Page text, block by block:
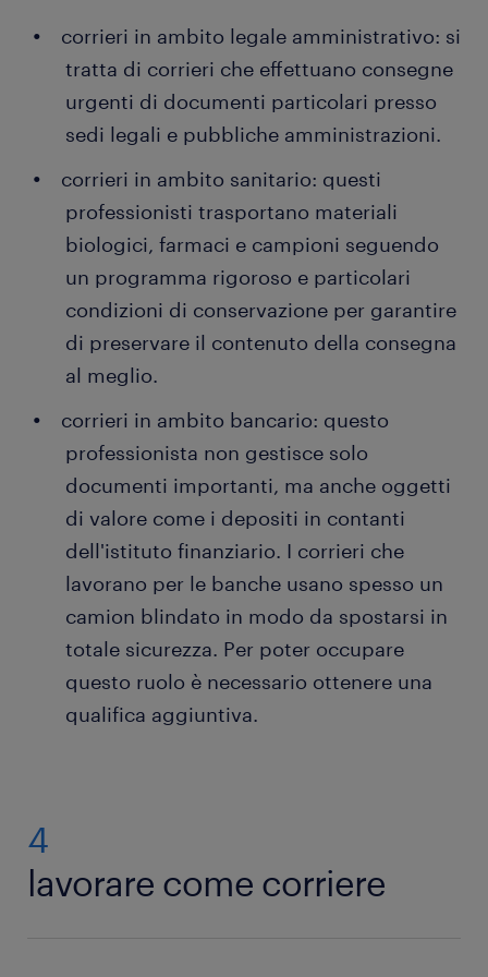
corrieri in ambito legale amministrativo: si
tratta di corrieri che effettuano consegne
urgenti di documenti particolari presso
sedi legali e pubbliche amministrazioni.
corrieri in ambito sanitario: questi
professionisti trasportano materiali
biologici, farmaci e campioni seguendo
un programma rigoroso e particolari
condizioni di conservazione per garantire
di preservare il contenuto della consegna
al meglio.
corrieri in ambito bancario: questo
professionista non gestisce solo
documenti importanti, ma anche oggetti
di valore come i depositi in contanti
dell'istituto finanziario. I corrieri che
lavorano per le banche usano spesso un
camion blindato in modo da spostarsi in
totale sicurezza. Per poter occupare
questo ruolo è necessario ottenere una
qualifica aggiuntiva.
4
lavorare come corriere